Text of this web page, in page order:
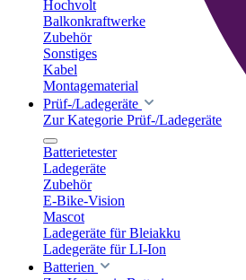
Hochvolt
Balkonkraftwerke
Zubehör
Sonstiges
Kabel
Montagematerial
Prüf-/Ladegeräte
Zur Kategorie Prüf-/Ladegeräte
Batterietester
Ladegeräte
Zubehör
E-Bike-Vision
Mascot
Ladegeräte für Bleiakku
Ladegeräte für LI-Ion
Batterien